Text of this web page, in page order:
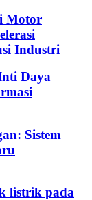
Motor
Industri
Daya
Sistem
listrik pada